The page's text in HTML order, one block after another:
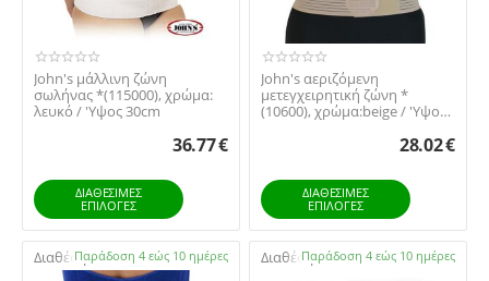
John's μάλλινη ζώνη
σωλήνας *(115000), χρώμα:
λευκό / 'Yψος 30cm
36.77€
ΔΙΑΘΕΣΙΜΕΣ
ΕΠΙΛΟΓΈΣ
​John's αεριζόμενη
μετεγχειρητική ζώνη *
(10600), χρώμα:beige​ / 'Yψος
28.02€
ΔΙΑΘΕΣΙΜΕΣ
ΕΠΙΛΟΓΈΣ
Διαθέσιμο:Παράδοση 4 εώς 10 ημέρες Διαθέσιμο:Παράδοση 4 εώς 10 ημέρες